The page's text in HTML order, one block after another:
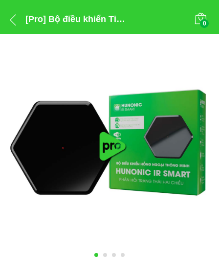
[Pro] Bộ điều khiển Tivi, Điều Hoà qua điện thoại Hunonic IR Smart Pro 0